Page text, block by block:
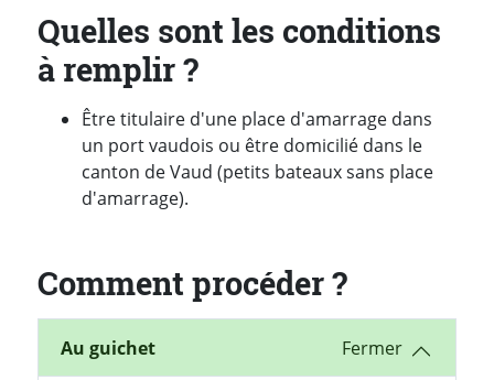
Quelles sont les conditions
à remplir ?
Être titulaire d'une place d'amarrage dans
un port vaudois ou être domicilié dans le
canton de Vaud (petits bateaux sans place
d'amarrage).
Comment procéder ?
Au guichet